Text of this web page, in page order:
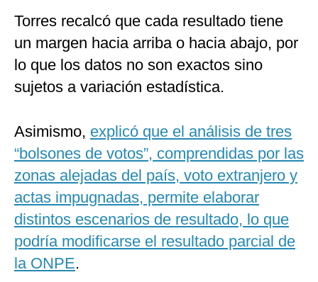
Torres recalcó que cada resultado tiene
un margen hacia arriba o hacia abajo, por
lo que los datos no son exactos sino
sujetos a variación estadística.
Asimismo, explicó que el análisis de tres
“bolsones de votos”, comprendidas por las
zonas alejadas del país, voto extranjero y
actas impugnadas, permite elaborar
distintos escenarios de resultado, lo que
podría modificarse el resultado parcial de
la ONPE.